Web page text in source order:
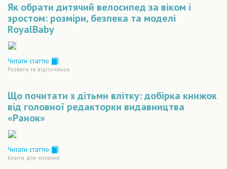
Як обрати дитячий велосипед за віком і
зростом: розміри, безпека та моделі
RoyalBaby
Читати статтю
Розваги та відпочинок
Що почитати з дітьми влітку: добірка книжок
від головної редакторки видавництва
«Ранок»
Читати статтю
Книги для читання